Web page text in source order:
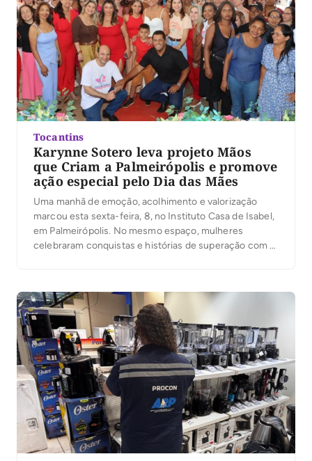
Tocantins
Karynne Sotero leva projeto Mãos
que Criam a Palmeirópolis e promove
ação especial pelo Dia das Mães
Uma manhã de emoção, acolhimento e valorização
marcou esta sexta-feira, 8, no Instituto Casa de Isabel,
em Palmeirópolis. No mesmo espaço, mulheres
celebraram conquistas e histórias de superação com a
da primeira-dama do Tocantins, Karynne Sotero, […]